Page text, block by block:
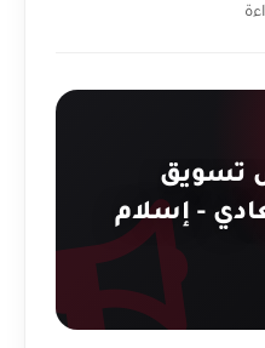
تسويق
- إسلام